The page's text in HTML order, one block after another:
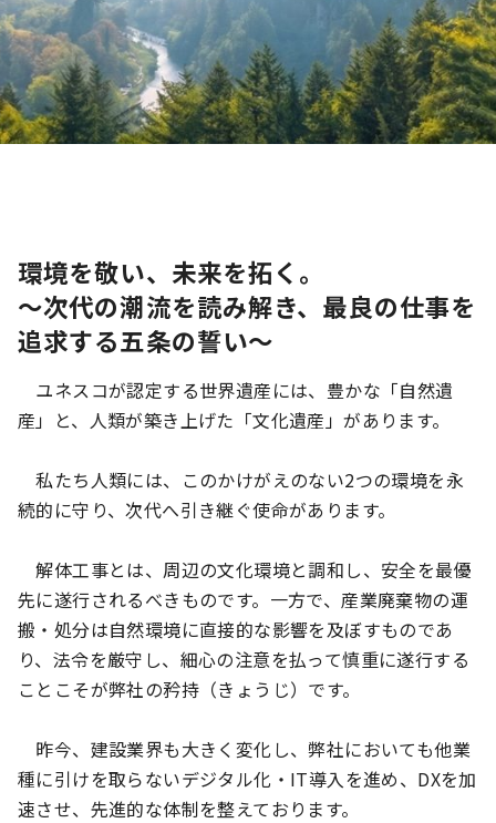
環境を敬い、未来を拓く。
〜次代の潮流を読み解き、最良の仕事を
追求する五条の誓い〜
ユネスコが認定する世界遺産には、豊かな「自然遺
産」と、人類が築き上げた「文化遺産」があります。
私たち人類には、このかけがえのない2つの環境を永
続的に守り、次代へ引き継ぐ使命があります。
解体工事とは、周辺の文化環境と調和し、安全を最優
先に遂行されるべきものです。一方で、産業廃棄物の運
搬・処分は自然環境に直接的な影響を及ぼすものであ
り、法令を厳守し、細心の注意を払って慎重に遂行する
ことこそが弊社の矜持（きょうじ）です。
昨今、建設業界も大きく変化し、弊社においても他業
種に引けを取らないデジタル化・IT導入を進め、DXを加
速させ、先進的な体制を整えております。